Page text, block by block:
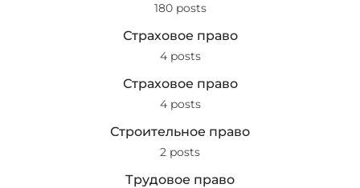
180 posts
Страховое право
4 posts
Страховое право
4 posts
Строительное право
2 posts
Трудовое право